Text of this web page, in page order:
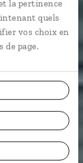
la pertinence
quels
vos choix en
de page.
Miguel et